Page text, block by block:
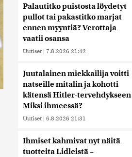
Palautitko puistosta löydetyt
pullot tai pakastitko marjat
ennen myyntiä? Verottaja
vaatii osansa
Uutiset | 7.8.2026 21:42
Juutalainen miekkailija voitti
natseille mitalin ja kohotti
kätensä Hitler-tervehdykseen
Miksi ihmeessä?
Uutiset | 6.8.2026 21:31
Ihmiset kahmivat nyt näitä
tuotteita Lidleistä –